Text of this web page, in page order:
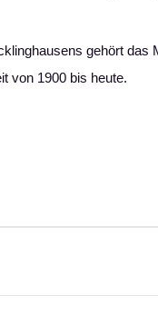
gehört das
von 1900 bis heute.